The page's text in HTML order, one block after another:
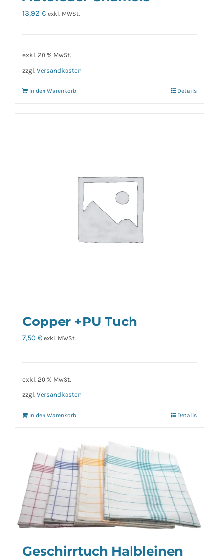
13,92 € exkl. MWSt.
exkl. 20 % MwSt.
zzgl. Versandkosten
In den Warenkorb Details
Copper +PU Tuch
7,50 € exkl. MWSt.
exkl. 20 % MwSt.
zzgl. Versandkosten
In den Warenkorb Details
Geschirrtuch Halbleinen